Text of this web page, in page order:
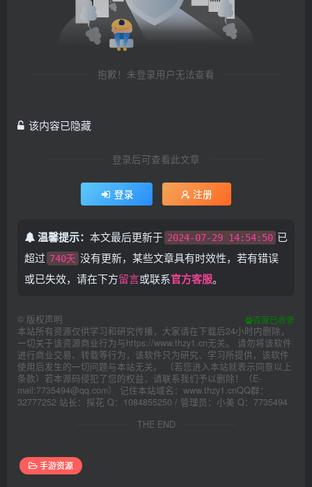
抱歉！未登录用户无法查看
该内容已隐藏
登录后可查看此文章
登录 注册
温馨提示： 本文最后更新于 2024-07-29 14:54:50 已
超过 740天 没有更新，某些文章具有时效性，若有错误
或已失效，请在下方留言或联系官方客服。
百度已收录
© 版权声明
本站所有资源仅供学习和研究传播，大家请在下载后24小时内删除，
一切关于该资源商业行为与https://www.thzy1.cn无关。 请勿将该软件
进行商业交易、转载等行为，该软件只为研究、学习所提供，该软件
使用后发生的一切问题与本站无关。 （若您进入本站就表示同意以上
条款）若本源码侵犯了您的权益，请联系我们予以删除！（E-
mail:7735494@qq.com） 记住本站域名：www.thzy1.cnQQ群：
32777252 站长：探花 Q：1084855250 / 管理员：小美 Q：7735494
THE END
手游资源